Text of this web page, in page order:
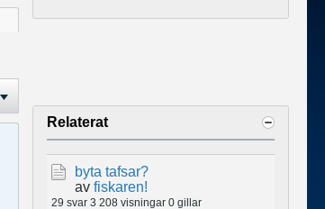
Relaterat
byta tafsar?
av fiskaren!
29 svar 3 208 visningar 0 gillar